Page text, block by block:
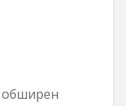
обширен